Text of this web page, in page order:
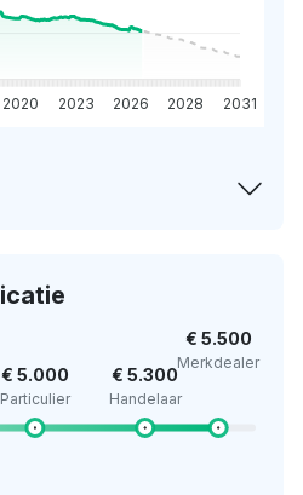
2020 2023 2026 2028 2031
€ 5.000
Particulier
€ 5.300
Handelaar
€ 5.500
Merkdealer